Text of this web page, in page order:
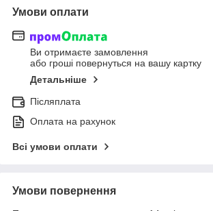
Умови оплати
Ви отримаєте замовлення
або гроші повернуться на вашу картку
Детальніше
Післяплата
Оплата на рахунок
Всі умови оплати
Умови повернення